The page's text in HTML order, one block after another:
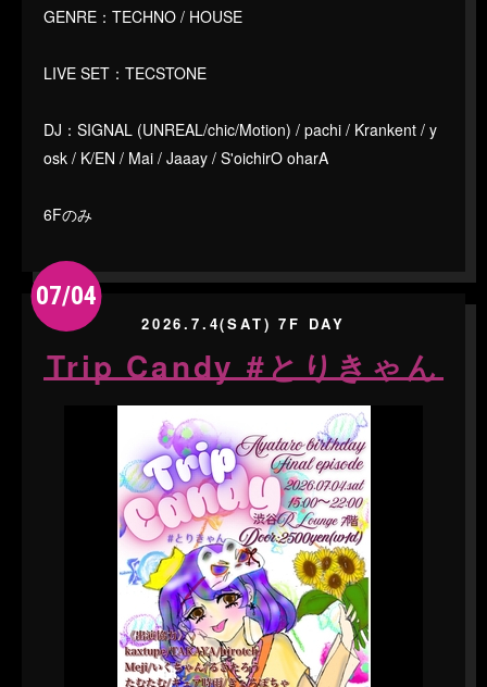
GENRE：TECHNO / HOUSE
LIVE SET：TECSTONE
DJ：SIGNAL (UNREAL/chic/Motion) / pachi / Krankent / y
osk / K/EN / Mai / Jaaay / S'oichirO oharA
6Fのみ
07/04
2026.7.4(SAT) 7F DAY
Trip Candy #とりきゃん